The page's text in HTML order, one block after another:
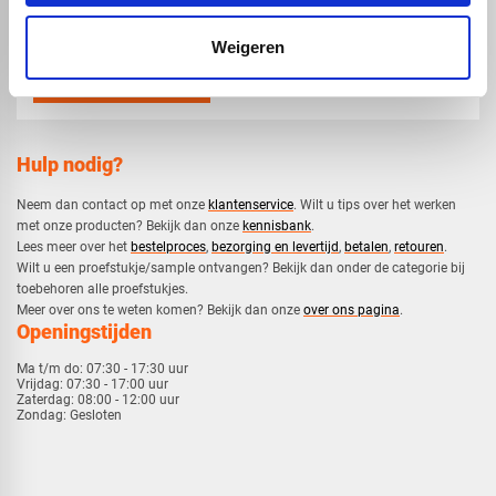
Weigeren
Hulp nodig?
Neem dan contact op met onze klantenservice. Wilt u tips over het werken
met onze producten? Bekijk dan onze kennisbank.
​Lees meer over het bestelproces, bezorging en levertijd, betalen, retouren.​
​Wilt u een proefstukje/sample ontvangen? Bekijk dan onder de categorie bij
toebehoren alle proefstukjes.
​​Meer over ons te weten komen? Bekijk dan onze over ons pagina.
Openingstijden
Ma t/m do: 07:30 - 17:30 uur
Vrijdag: 07:30 - 17:00 uur
Zaterdag: 08:00 - 12:00 uur
Zondag: Gesloten
mail info@voskunststoffen.nl